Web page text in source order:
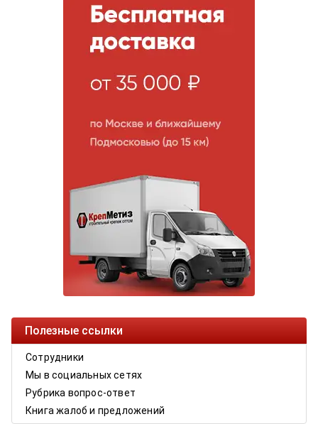
Полезные ссылки
Сотрудники
Мы в социальных сетях
Рубрика вопрос-ответ
Книга жалоб и предложений